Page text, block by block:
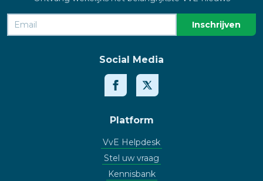
Social Media
Platform
VvE Helpdesk
Stel uw vraag
Kennisbank